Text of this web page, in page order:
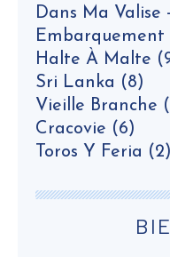
Dans Ma Valise
Halte À Malte
Sri Lanka (8)
Vieille Branche
Cracovie (6)
Toros Y Feria (2)